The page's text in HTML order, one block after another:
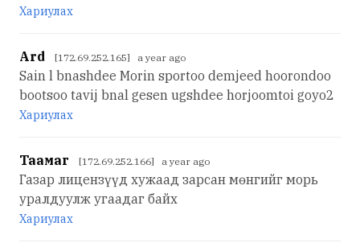
Хариулах
Ard [172.69.252.165] a year ago
Sain l bnashdee Morin sportoo demjeed hoorondoo
bootsoo tavij bnal gesen ugshdee horjoomtoi goyo2
Хариулах
Таамаг [172.69.252.166] a year ago
Газар лицензүүд хужаад зарсан мөнгийг морь
уралдуулж угаадаг байх
Хариулах